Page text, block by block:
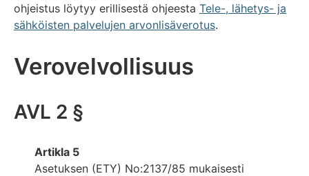
ohjeistus löytyy erillisestä ohjeesta Tele-, lähetys- ja
sähköisten palvelujen arvonlisäverotus.
Verovelvollisuus
AVL 2 §
Artikla 5
Asetuksen (ETY) No:2137/85 mukaisesti